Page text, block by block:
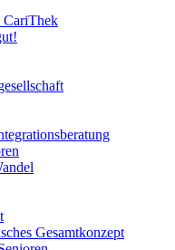
CariThek
Gesamtkonzept